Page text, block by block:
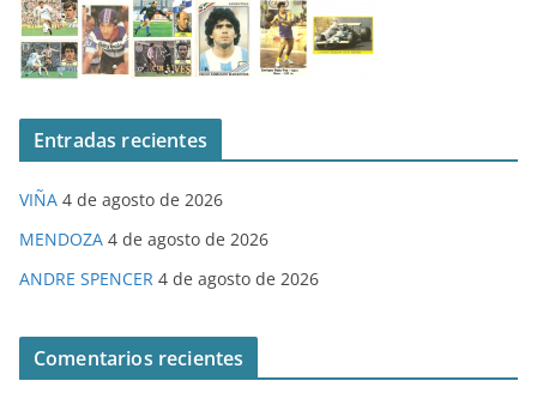
Entradas recientes
VIÑA 4 de agosto de 2026
MENDOZA 4 de agosto de 2026
ANDRE SPENCER 4 de agosto de 2026
Comentarios recientes